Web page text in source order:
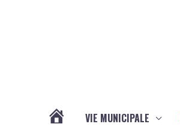
VIE MUNICIPALE